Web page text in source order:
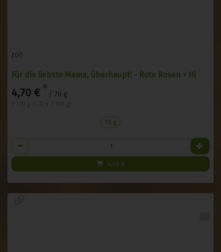
ZOT
Für die liebste Mama, überhaupt! - Rote Rosen + Hi
4,70 € * / 70 g
70 g
Anzahl
4,70 €